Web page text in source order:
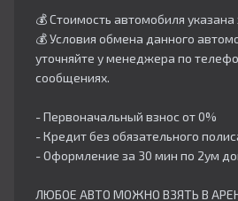
💰 Стоимость автомобиля
💰 Условия обмена данного
уточняйте у менеджера по
сообщениях.
- Первоначальный взнос от 0%
- Кредит без обязательного
- Оформление за 30 мин по 2ум
ЛЮБОЕ АВТО МОЖНО ВЗЯТЬ В